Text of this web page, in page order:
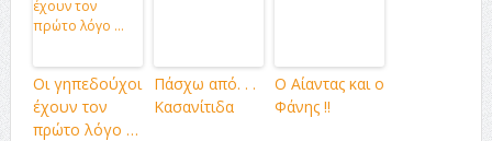
Οι γηπεδούχοι
έχουν τον
πρώτο λόγο …
Πάσχω από. . .
Κασανίτιδα
Ο Αίαντας και ο
Φάνης !!